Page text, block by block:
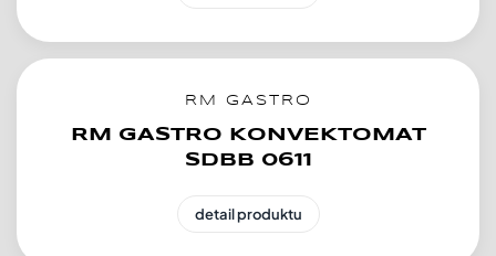
RM GASTRO
RM GASTRO KONVEKTOMAT
SDBB 0611
detail produktu